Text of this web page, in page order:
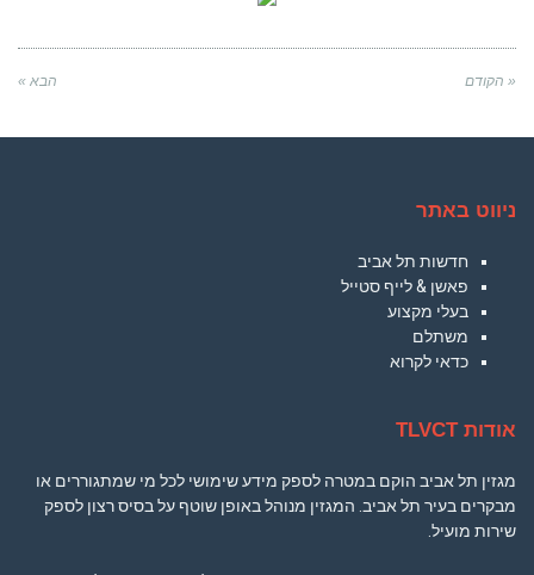
« הקודם הבא »
ניווט באתר
חדשות תל אביב
פאשן & לייף סטייל
בעלי מקצוע
משתלם
כדאי לקרוא
אודות TLVCT
מגזין תל אביב הוקם במטרה לספק מידע שימושי לכל מי שמתגוררים או
מבקרים בעיר תל אביב. המגזין מנוהל באופן שוטף על בסיס רצון לספק
שירות מועיל.